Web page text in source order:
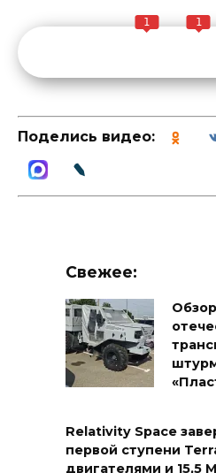
1 1
Поделись видео:
Свежее:
Relativity Space
первой ступени
двигателями и 15,5